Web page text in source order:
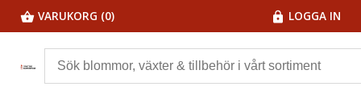
VARUKORG (0) LOGGA IN